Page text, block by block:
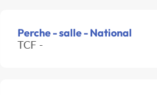
Perche - salle - National
TCF -